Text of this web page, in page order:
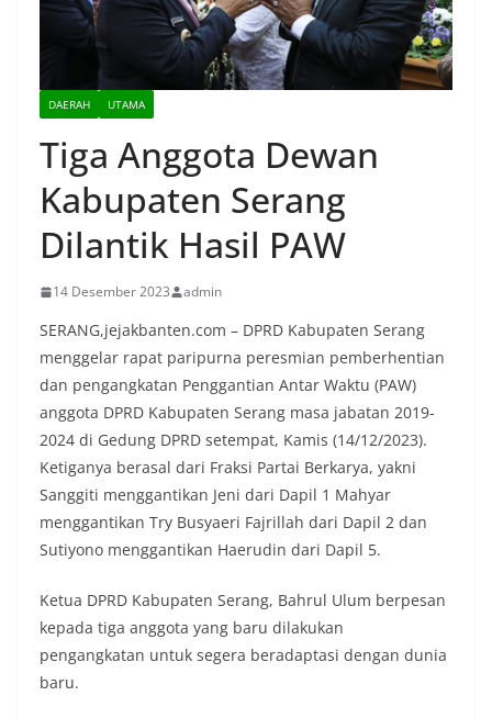
DAERAH UTAMA
Tiga Anggota Dewan
Kabupaten Serang
Dilantik Hasil PAW
14 Desember 2023 admin
SERANG,jejakbanten.com – DPRD Kabupaten Serang
menggelar rapat paripurna peresmian pemberhentian
dan pengangkatan Penggantian Antar Waktu (PAW)
anggota DPRD Kabupaten Serang masa jabatan 2019-
2024 di Gedung DPRD setempat, Kamis (14/12/2023).
Ketiganya berasal dari Fraksi Partai Berkarya, yakni
Sanggiti menggantikan Jeni dari Dapil 1 Mahyar
menggantikan Try Busyaeri Fajrillah dari Dapil 2 dan
Sutiyono menggantikan Haerudin dari Dapil 5.
Ketua DPRD Kabupaten Serang, Bahrul Ulum berpesan
kepada tiga anggota yang baru dilakukan
pengangkatan untuk segera beradaptasi dengan dunia
baru.